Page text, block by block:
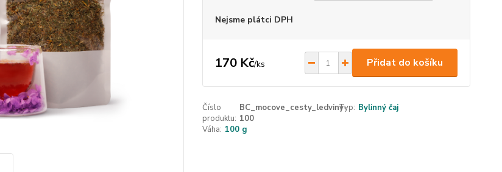
Nejsme plátci DPH
170 Kč/ks Přidat do košíku
Číslo
produktu:
BC_mocove_cesty_ledviny-
100
Typ: Bylinný čaj
Váha: 100 g